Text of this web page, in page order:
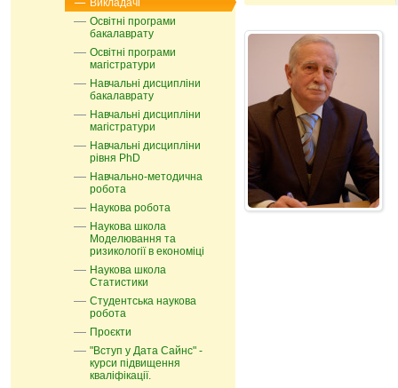
Викладачі
Освітні програми
бакалаврату
Освітні програми
магістратури
Навчальні дисципліни
бакалаврату
Навчальні дисципліни
магістратури
Навчальні дисципліни
рівня PhD
Навчально-методична
робота
Наукова робота
Наукова школа
Моделювання та
ризикології в економіці
Наукова школа
Статистики
Студентська наукова
робота
Проєкти
"Вступ у Дата Сайнс" -
курси підвищення
кваліфікації.